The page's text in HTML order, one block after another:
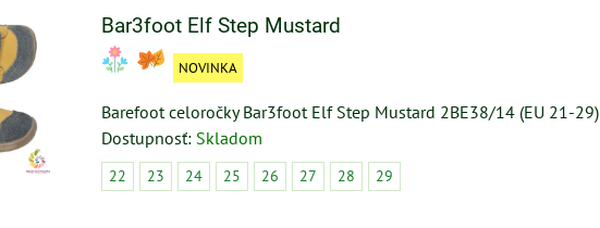
Bar3foot Elf Step Mustard
NOVINKA
Barefoot celoročky Bar3foot Elf Step Mustard 2BE38/14 (EU 21-29)
Dostupnosť: Skladom
22 23 24 25 26 27 28 29